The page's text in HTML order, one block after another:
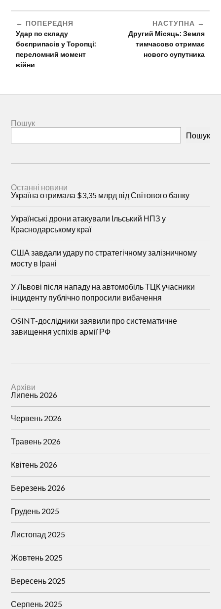
ПОПЕРЕДНЯ
Удар по складу
боєприпасів у Торопці:
переломний момент
війни
НАСТУПНА
Другий Місяць: Земля
тимчасово отримає
нового супутника
Пошук
Пошук
Останні новини
Україна отримала $3,35 млрд від Світового банку
Українські дрони атакували Ільський НПЗ у
Краснодарському краї
США завдали удару по стратегічному залізничному
мосту в Ірані
У Львові після нападу на автомобіль ТЦК учасники
інциденту публічно попросили вибачення
OSINT-дослідники заявили про систематичне
завищення успіхів армії РФ
Архіви
Липень 2026
Червень 2026
Травень 2026
Квітень 2026
Березень 2026
Грудень 2025
Листопад 2025
Жовтень 2025
Вересень 2025
Серпень 2025